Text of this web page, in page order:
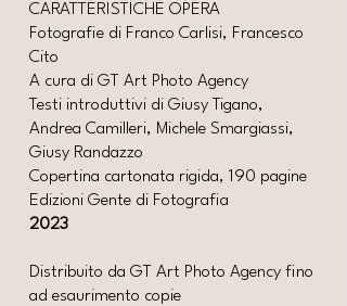
CARATTERISTICHE OPERA
Fotografie di Franco Carlisi, Francesco
Cito
A cura di GT Art Photo Agency
Testi introduttivi di Giusy Tigano,
Andrea Camilleri, Michele Smargiassi,
Giusy Randazzo
Copertina cartonata rigida, 190 pagine
Edizioni Gente di Fotografia
2023
Distribuito da GT Art Photo Agency fino
ad esaurimento copie